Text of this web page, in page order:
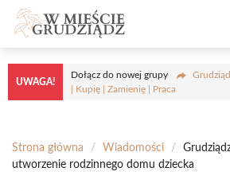
Przejdź
treści
UWAGA!
Dołącz do nowej grupy
| Kupię | Zamienię | Praca
Strona główna / Wiadomości /
utworzenie rodzinnego domu dziecka